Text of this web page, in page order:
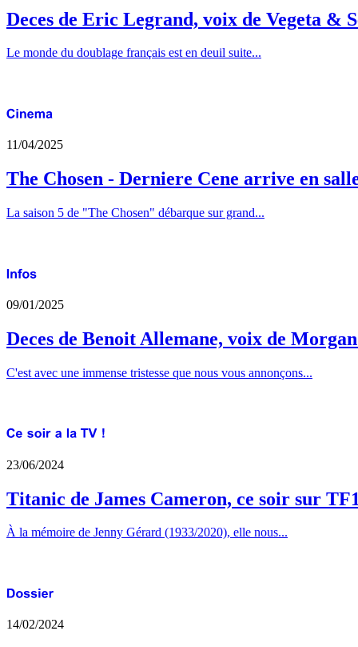
Deces de Eric Legrand, voix de Vegeta &
Le monde du doublage français est en deuil suite...
11/04/2025
The Chosen - Derniere Cene arrive en
La saison 5 de "The Chosen" débarque sur grand...
09/01/2025
Deces de Benoit Allemane, voix de
C'est avec une immense tristesse que nous vous annonçons...
23/06/2024
Titanic de James Cameron, ce soir sur
À la mémoire de Jenny Gérard (1933/2020), elle nous...
14/02/2024